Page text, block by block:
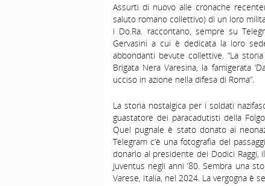
Assurti di nuovo alle cronache
saluto romano collettivo) di un loro
i Do.Ra. raccontano, sempre su
Gervasini a cui è dedicata la loro
abbondanti bevute collettive. “La
Brigata Nera Varesina, la famigerata
ucciso in azione nella difesa di Roma”.
La storia nostalgica per i soldati
guastatore dei paracadutisti della
Quel pugnale è stato donato ai
Telegram c’è una fotografia del
donarlo al presidente dei Dodici
Juventus negli anni ’80. Sembra una
Varese, Italia, nel 2024. La vergogna è